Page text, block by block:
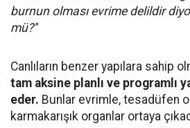
burnun olması evrime delildir
mü?''
Canlıların benzer yapılara sahip
tam aksine planlı ve programlı
eder. Bunlar evrimle, tesadüfen
karmakarışık organlar ortaya